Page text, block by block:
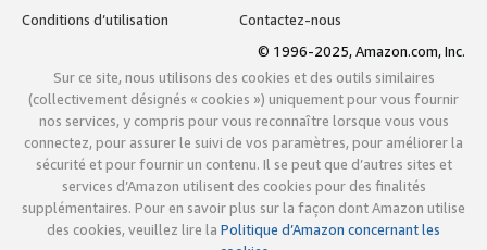
Conditions d’utilisation
Contactez-nous
© 1996-2025, Amazon.com, Inc.
Sur ce site, nous utilisons des cookies et des outils similaires
(collectivement désignés « cookies ») uniquement pour vous fournir
nos services, y compris pour vous reconnaître lorsque vous vous
connectez, pour assurer le suivi de vos paramètres, pour améliorer la
sécurité et pour fournir un contenu. Il se peut que d’autres sites et
services d’Amazon utilisent des cookies pour des finalités
supplémentaires. Pour en savoir plus sur la façon dont Amazon utilise
des cookies, veuillez lire la Politique d’Amazon concernant les